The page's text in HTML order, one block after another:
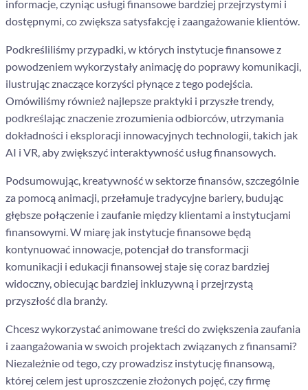
informacje, czyniąc usługi finansowe bardziej przejrzystymi i
dostępnymi, co zwiększa satysfakcję i zaangażowanie klientów.
Podkreśliliśmy przypadki, w których instytucje finansowe z
powodzeniem wykorzystały animację do poprawy komunikacji,
ilustrując znaczące korzyści płynące z tego podejścia.
Omówiliśmy również najlepsze praktyki i przyszłe trendy,
podkreślając znaczenie zrozumienia odbiorców, utrzymania
dokładności i eksploracji innowacyjnych technologii, takich jak
AI i VR, aby zwiększyć interaktywność usług finansowych.
Podsumowując, kreatywność w sektorze finansów, szczególnie
za pomocą animacji, przełamuje tradycyjne bariery, budując
głębsze połączenie i zaufanie między klientami a instytucjami
finansowymi. W miarę jak instytucje finansowe będą
kontynuować innowacje, potencjał do transformacji
komunikacji i edukacji finansowej staje się coraz bardziej
widoczny, obiecując bardziej inkluzywną i przejrzystą
przyszłość dla branży.
Chcesz wykorzystać animowane treści do zwiększenia zaufania
i zaangażowania w swoich projektach związanych z finansami?
Niezależnie od tego, czy prowadzisz instytucję finansową,
której celem jest uproszczenie złożonych pojęć, czy firmę